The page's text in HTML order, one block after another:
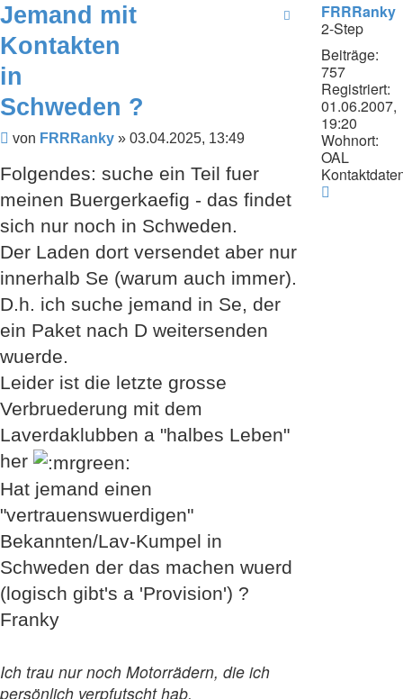
FRRRanky
2-Step
Beiträge:
757
Registriert:
01.06.2007,
19:20
Wohnort:
OAL
Jemand mit
Kontakten
in
Schweden ?
Beitrag
von FRRRanky » 03.04.2025, 13:49
Folgendes: suche ein Teil fuer
meinen Buergerkaefig - das findet
sich nur noch in Schweden.
Der Laden dort versendet aber nur
innerhalb Se (warum auch immer).
D.h. ich suche jemand in Se, der
ein Paket nach D weitersenden
wuerde.
Leider ist die letzte grosse
Verbruederung mit dem
Laverdaklubben a "halbes Leben"
her
Hat jemand einen
"vertrauenswuerdigen"
Bekannten/Lav-Kumpel in
Schweden der das machen wuerd
(logisch gibt's a 'Provision') ?
Franky
Ich trau nur noch Motorrädern, die ich
persönlich verpfutscht hab.